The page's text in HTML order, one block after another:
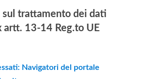
sul trattamento dei dati
artt. 13-14 Reg.to UE
Navigatori del portale